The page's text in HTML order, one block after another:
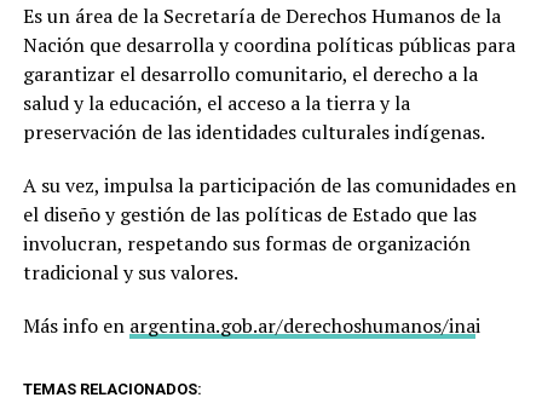
Es un área de la Secretaría de Derechos Humanos de la
Nación que desarrolla y coordina políticas públicas para
garantizar el desarrollo comunitario, el derecho a la
salud y la educación, el acceso a la tierra y la
preservación de las identidades culturales indígenas.
A su vez, impulsa la participación de las comunidades en
el diseño y gestión de las políticas de Estado que las
involucran, respetando sus formas de organización
tradicional y sus valores.
Más info en argentina.gob.ar/derechoshumanos/inai
TEMAS RELACIONADOS: